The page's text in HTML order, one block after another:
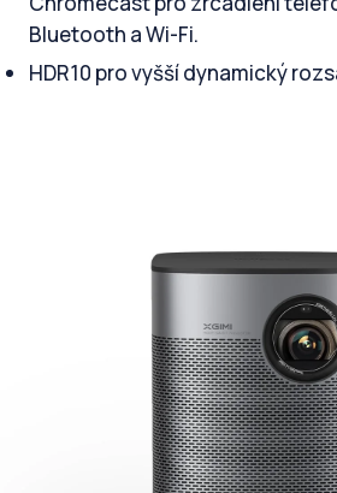
Bluetooth a Wi-Fi.
HDR10 pro vyšší dynamický